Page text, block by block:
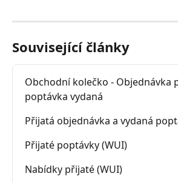
Související články
Obchodní kolečko - Objednávka
poptávka vydaná
Přijatá objednávka a vydaná
Přijaté poptávky (WUI)
Nabídky přijaté (WUI)